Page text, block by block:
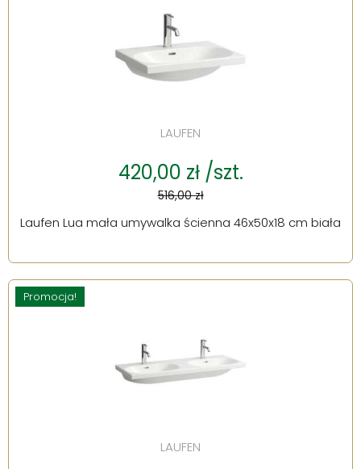
LAUFEN
420,00 zł /szt.
516,00 zł
Laufen Lua mała umywalka ścienna 46x50x18 cm biała
Promocja!
LAUFEN